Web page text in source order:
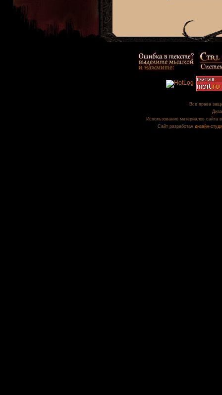
Все права
Использование материалов сайта
Сайт разработан дизайн-